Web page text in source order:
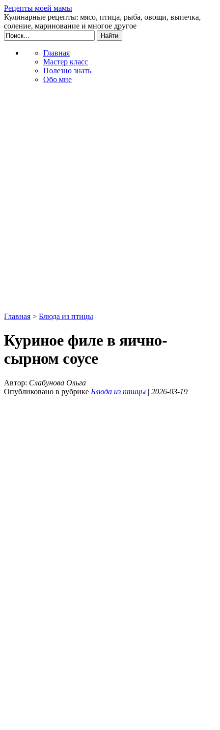
Рецепты моей мамы
Кулинарные рецепты: мясо, птица, рыба, овощи, выпечка,
соление, маринование и многое другое
Главная
Мастер класс
Полезно знать
Обо мне
Главная > Блюда из птицы
Куриное филе в яично-
сырном соусе
Автор: Слабунова Ольга
Опубликовано в рубрике Блюда из птицы | 2026-03-19